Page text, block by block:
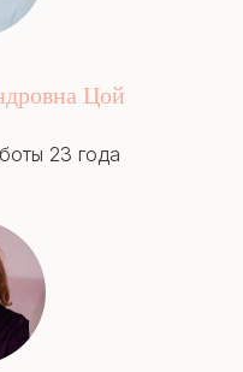
Цой
23 года